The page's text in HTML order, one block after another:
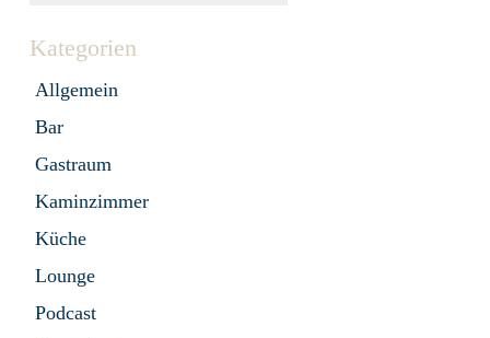
Kategorien
Allgemein
Bar
Gastraum
Kaminzimmer
Küche
Lounge
Podcast